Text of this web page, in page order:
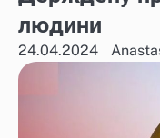
людини
24.04.2024